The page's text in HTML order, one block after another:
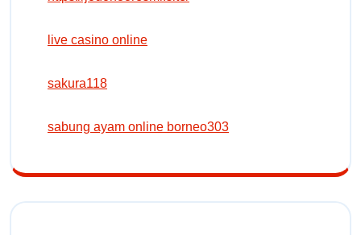
live casino online
sakura118
sabung ayam online borneo303